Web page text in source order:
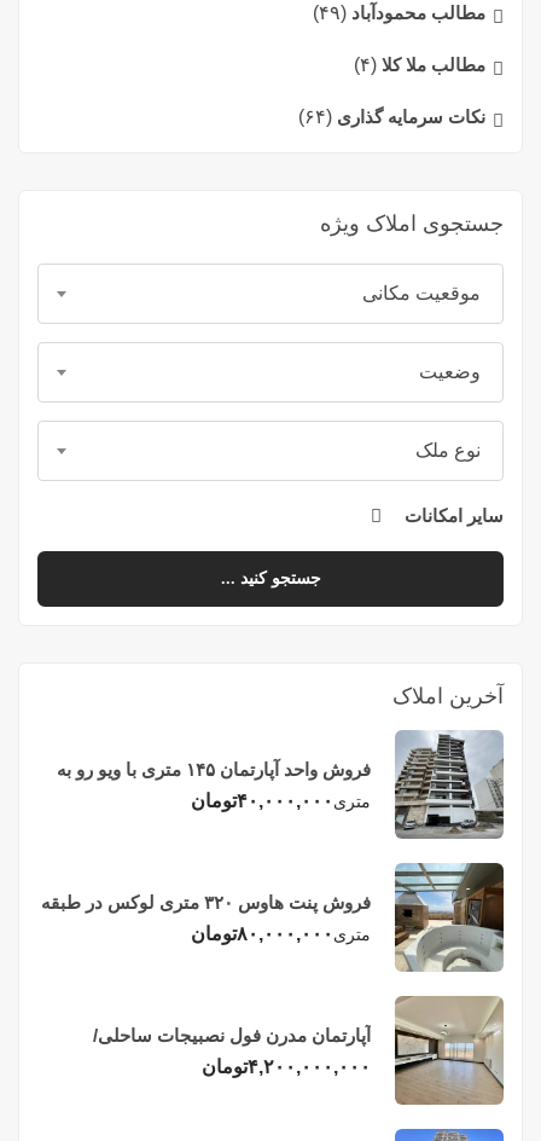
مطالب محمودآباد (۴۹)
مطالب ملا کلا (۴)
نکات سرمایه گذاری (۶۴)
جستجوی املاک ویژه
موقعیت مکانی
وضعیت
نوع ملک
سایر امکانات
جستجو کنید ...
آخرین املاک
فروش واحد آپارتمان ۱۴۵ متری با ویو رو به
دریا در فریدونکنار
متری ۴۰,۰۰۰,۰۰۰تومان
فروش پنت هاوس ۳۲۰ متری لوکس در طبقه
چهاردهم فریدونکنار
متری ۸۰,۰۰۰,۰۰۰تومان
آپارتمان مدرن فول نصبیجات ساحلی/
فریدونکنار
۴,۲۰۰,۰۰۰,۰۰۰تومان